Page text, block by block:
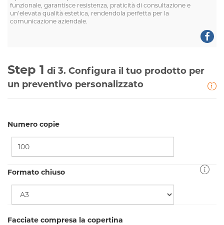
funzionale, garantisce resistenza, praticità di consultazione e
un’elevata qualità estetica, rendendola perfetta per la
comunicazione aziendale.
Step 1 di 3. Configura il tuo prodotto per
un preventivo personalizzato
Numero copie
Formato chiuso
Facciate compresa la copertina